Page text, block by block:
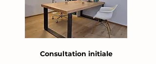
Consultation initiale